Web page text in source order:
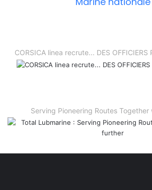
CORSICA linea recrute... DES OFFICIERS
Serving Pioneering Routes